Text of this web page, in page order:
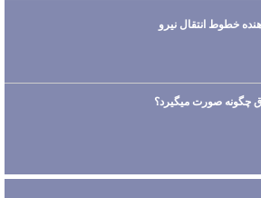
خطوط انتقال نیرو
چگونه صورت میگیرد؟